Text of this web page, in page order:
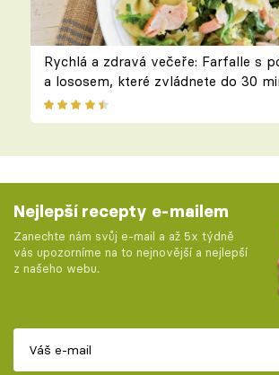
Rychlá a zdravá večeře: Farfalle s
a lososem, které zvládnete do 30
Nejlepší recepty e-mailem
Zanechte nám svůj e-mail a až 5x týdně
vás upozorníme na to nejnovější a nejlepší
z našeho webu.